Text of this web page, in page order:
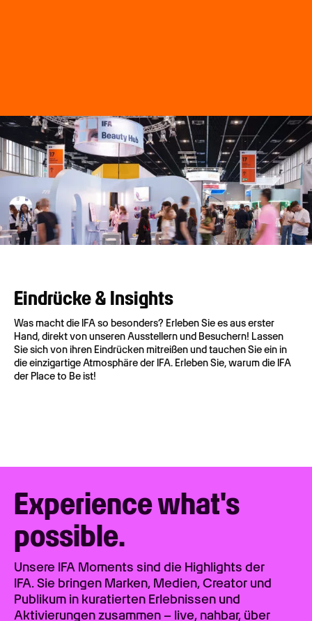
Eindrücke & Insights
Was macht die IFA so besonders? Erleben Sie es aus erster
Hand, direkt von unseren Ausstellern und Besuchern! Lassen
Sie sich von ihren Eindrücken mitreißen und tauchen Sie ein in
die einzigartige Atmosphäre der IFA. Erleben Sie, warum die IFA
der Place to Be ist!
Experience what's
possible.
Unsere IFA Moments sind die Highlights der
IFA. Sie bringen Marken, Medien, Creator und
Publikum in kuratierten Erlebnissen und
Aktivierungen zusammen – live, nahbar, über